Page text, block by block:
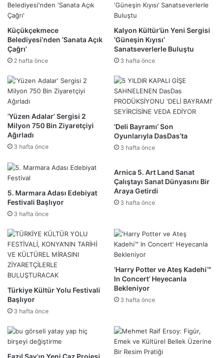
Küçükçekmece
Belediyesi’nden ‘Sanata Açık
Çağrı’
2 hafta önce
Kalyon Kültür’ün Yeni Sergisi
‘Güneşin Kıyısı’
Sanatseverlerle Buluştu
3 hafta önce
‘Yüzen Adalar’ Sergisi 2
Milyon 750 Bin Ziyaretçiyi
Ağırladı
3 hafta önce
‘Deli Bayramı’ Son
Oyunlarıyla DasDas’ta
3 hafta önce
5. Marmara Adası Edebiyat
Festivali Başlıyor
3 hafta önce
Arnica 5. Art Land Sanat
Çalıştayı Sanat Dünyasını Bir
Araya Getirdi
3 hafta önce
Türkiye Kültür Yolu Festivali
Başlıyor
3 hafta önce
‘Harry Potter ve Ateş Kadehi™
In Concert’ Heyecanla
Bekleniyor
3 hafta önce
Fazıl Say’ın Yeni Caz Projesi